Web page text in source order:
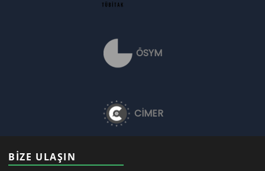
ÖSYM
CİMER
BİZE ULAŞIN